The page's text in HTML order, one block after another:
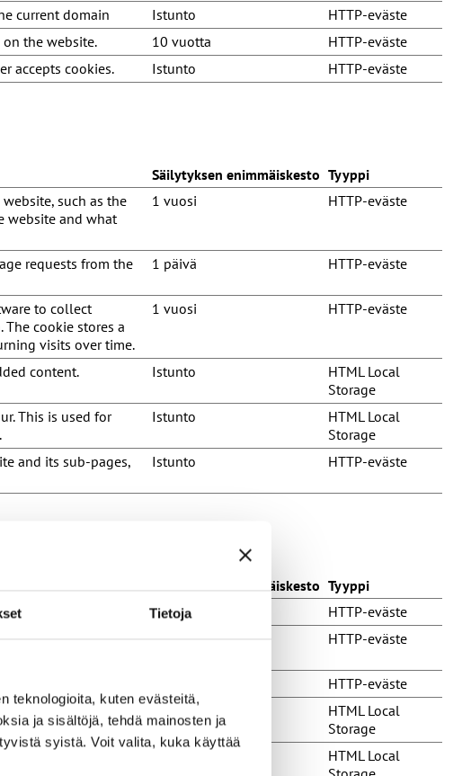
Tietoja
teknologioita, kuten evästeitä,
ja sisältöjä, tehdä mainosten ja
syistä. Voit valita, kuka käyttää
current domain Istunto
HTTP-eväste
the website. 10 vuotta
HTTP-eväste
accepts cookies. Istunto HTTP-eväste
Säilytyksen enimmäiskesto Tyyppi
such as the
website and what
1 vuosi HTTP-eväste
requests from the
1 päivä HTTP-eväste
to collect
cookie stores a
visits over time.
1 vuosi HTTP-eväste
content. Istunto
HTML Local
Storage
This is used for
Istunto
HTML Local
Storage
and its sub-pages,
Istunto HTTP-eväste
Säilytyksen enimmäiskesto Tyyppi
content. 180 päivää
HTTP-eväste
embedded
Istunto HTTP-eväste
HTTP-eväste
for tracking the use
Pysyvä
HTML Local
Storage
Pysyvä
HTML Local